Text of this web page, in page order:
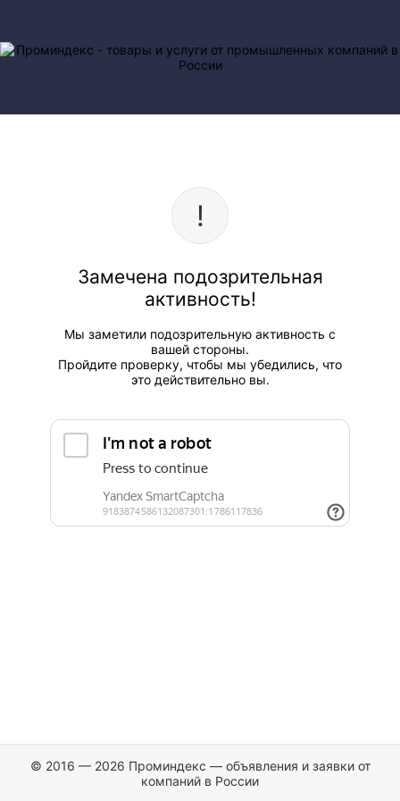
Замечена подозрительная
активность!
Мы заметили подозрительную активность с
вашей стороны.
Пройдите проверку, чтобы мы убедились, что
это действительно вы.
© 2016 — 2026 Проминдекс — объявления и заявки от
компаний в России